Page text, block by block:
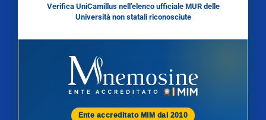
Verifica UniCamillus nell’elenco ufficiale MUR delle
Università non statali riconosciute
Ente accreditato MIM dal 2010